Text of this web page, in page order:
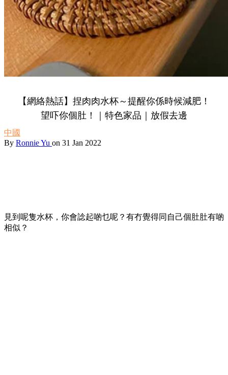
【網絡熱話】捏肉肉水杯～提醒你係時候減肥！
望吓你個肚！｜特色家品｜放假去邊
中國
By Ronnie Yu on 31 Jan 2022
見到呢隻水杯，你會諗起啲乜呢？有冇覺得同自己個肚肚有啲
相似？